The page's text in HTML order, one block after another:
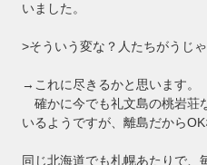
いました。
>そういう変な？人たちがうじ
→これに尽きるかと思います。
確かに今でも礼文島の桃岩荘
いるようですが、離島だからOK
同じ北海道でも札幌あたりで、